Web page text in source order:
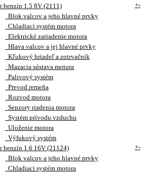
benzín 1.5 8V (2111)
+-
Blok valcov a jeho hlavné prvky
Chladiaci systém motora
Elektrické zariadenie motora
Hlava valcov a jej hlavné prvky
Kľukový hriadeľ a zotrvačník
Mazacia sústava motora
Palivový systém
Prevod remeňa
Rozvod motora
Senzory riadenia motora
Systém prívodu vzduchu
Uloženie motora
Výfukový systém
benzín 1.6 16V (21124)
+-
Blok valcov a jeho hlavné prvky
Chladiaci systém motora